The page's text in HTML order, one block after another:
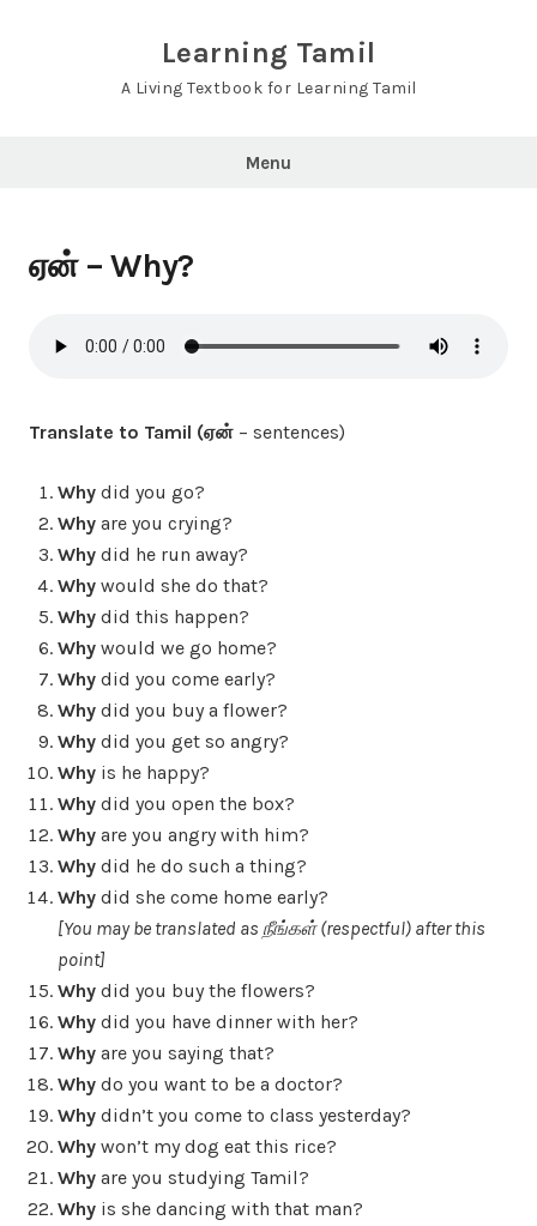
Learning Tamil
A Living Textbook for Learning Tamil
Menu
ஏன் – Why?
Translate to Tamil (ஏன் – sentences)
Why did you go?
Why are you crying?
Why did he run away?
Why would she do that?
Why did this happen?
Why would we go home?
Why did you come early?
Why did you buy a flower?
Why did you get so angry?
Why is he happy?
Why did you open the box?
Why are you angry with him?
Why did he do such a thing?
Why did she come home early?
[You may be translated as நீங்கள் (respectful) after this
point]
Why did you buy the flowers?
Why did you have dinner with her?
Why are you saying that?
Why do you want to be a doctor?
Why didn’t you come to class yesterday?
Why won’t my dog eat this rice?
Why are you studying Tamil?
Why is she dancing with that man?